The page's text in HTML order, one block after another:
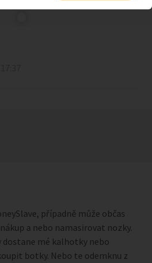
případně může občas
a nebo namasirovat nozky.
dostane mé kalhotky nebo
botky. Nebo te odemknu z